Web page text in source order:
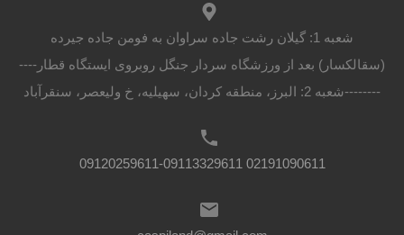
شعبه 1: گیلان رشت جاده سراوان به فومن جاده جیرده
(سقالکسار) بعد از ورزشگاه سردار جنگل روبروی ایستگاه قطار----
--------شعبه 2: البرز، منطقه کردان، سهیلیه، خ ولیعصر، سنقرآباد
02191090611 09120259611-09113329611